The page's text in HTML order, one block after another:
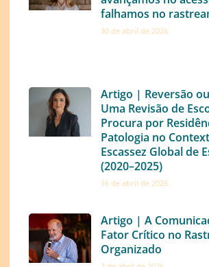
falhamos no
30 de abril de 2026
Artigo | Reversão
Uma Revisão de
Procura por
Patologia no
Escassez Global de
(2020–2025)
16 de abril de 2026
Artigo | A
Fator Crítico no
Organizado